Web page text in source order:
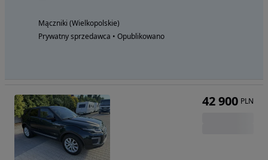
Mączniki (Wielkopolskie)
Prywatny sprzedawca • Opublikowano
42 900 PLN